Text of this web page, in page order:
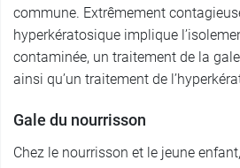
commune. Extrêmement
hyperkératosique implique
contaminée, un traitement de la
ainsi qu’un traitement de
Gale du nourrisson
Chez le nourrisson et le jeune